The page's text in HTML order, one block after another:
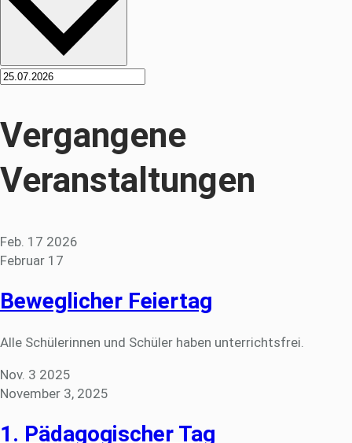
Vergangene
Veranstaltungen
Feb. 17 2026
Februar 17
Beweglicher Feiertag
Alle Schülerinnen und Schüler haben unterrichtsfrei.
Nov. 3 2025
November 3, 2025
1. Pädagogischer Tag